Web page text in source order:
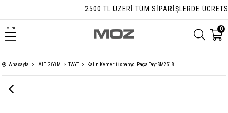
2500 TL ÜZERI TÜM SIPARIŞLERDE
MENU 0
Anasayfa ALT GİYİM TAYT Kalın Kemerli İspanyol Paça Tayt SM2518